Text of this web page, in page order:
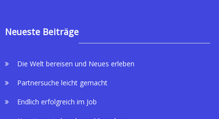
Neueste Beiträge
Die Welt bereisen und Neues erleben
Partnersuche leicht gemacht
Endlich erfolgreich im Job